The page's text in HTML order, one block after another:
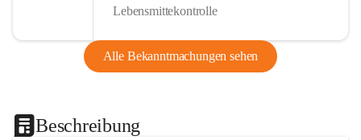
Lebensmittekontrolle
Alle Bekanntmachungen sehen
Beschreibung